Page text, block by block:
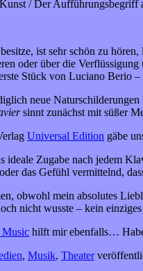
/ Der Aufführungsbegriff
ist sehr schön zu
oder über die
Stück von Luciano Berio
neue
sinnt zunächst mit süßer
Universal Edition gäbe
ideale Zugabe nach jedem
das Gefühl vermittelnd,
obwohl mein absolutes
nicht wusste – kein
hilft mir ebenfalls…
, Musik, Theater